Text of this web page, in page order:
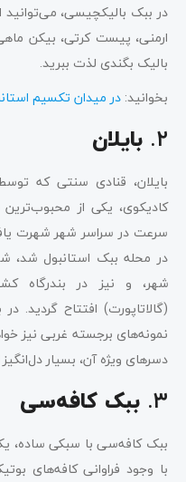
در ببک بالیکچیسی، می‌توانید
ارمنی، پیست کرتی، بیکن
بالیک بگندی لذت ببرید.
بخوانید:در میدان تکسیم
۲. بایلان
بایلان، قنادی سنتی که
کادیکوی، یکی از
سرعت در سراسر شهر شهرت
در محله ببک استانبول شد،
شهر، و نیز در بندرگاه
(گالاتاپورت) افتتاح گردید.
نمونه‌های برجسته غربی نیز
دسرهای ویژه آن، بسیار
۳. ببک کافه‌سی
ببک کافه‌سی با سبکی ساده،
با وجود فراوانی کافه‌های